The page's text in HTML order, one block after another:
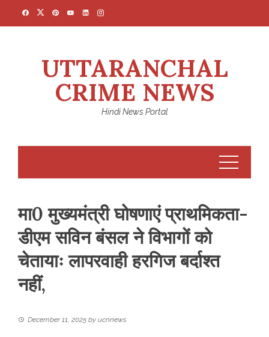
UTTARANCHAL
CRIME NEWS
Hindi News Portal
मा0 मुख्यमंत्री घोषणाएं प्राथमिकता-
डीएम सविन बंसल ने विभागों को
चेतायाः लापरवाही हरगिज बर्दाश्त
नहीं,
December 11, 2025 by ucnnews